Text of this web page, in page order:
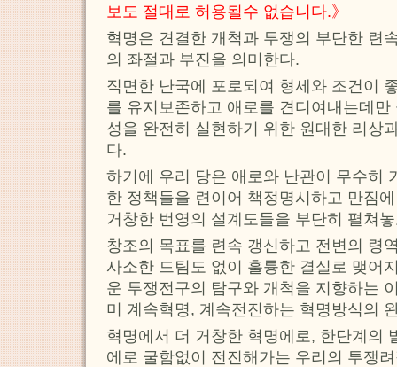
보도 절대로 허용될수 없습니다.》
혁명은 견결한 개척과 투쟁의 부단한 련
의 좌절과 부진을 의미한다.
직면한 난국에 포로되여 형세와 조건이
를 유지보존하고 애로를 견디여내는데
성을 완전히 실현하기 위한 원대한 리상
다.
하기에 우리 당은 애로와 난관이 무수히
한 정책들을 련이어 책정명시하고 만짐
거창한 번영의 설계도들을 부단히 펼쳐
창조의 목표를 련속 갱신하고 전변의 령
사소한 드팀도 없이 훌륭한 결실로 맺어
운 투쟁전구의 탐구와 개척을 지향하는
미 계속혁명, 계속전진하는 혁명방식의
혁명에서 더 거창한 혁명에로, 한단계의
에로 굴함없이 전진해가는 우리의 투쟁